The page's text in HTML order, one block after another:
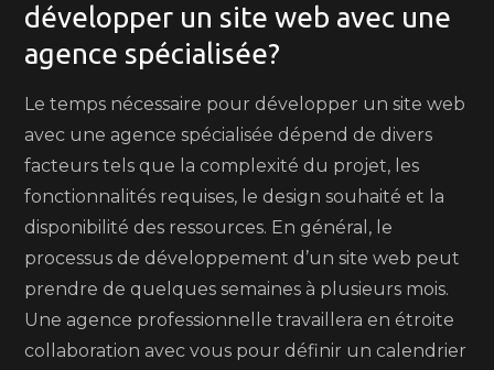
développer un site web avec une
agence spécialisée?
Le temps nécessaire pour développer un site web
avec une agence spécialisée dépend de divers
facteurs tels que la complexité du projet, les
fonctionnalités requises, le design souhaité et la
disponibilité des ressources. En général, le
processus de développement d’un site web peut
prendre de quelques semaines à plusieurs mois.
Une agence professionnelle travaillera en étroite
collaboration avec vous pour définir un calendrier